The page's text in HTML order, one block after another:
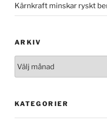
Kärnkraft minskar ryskt
ARKIV
KATEGORIER